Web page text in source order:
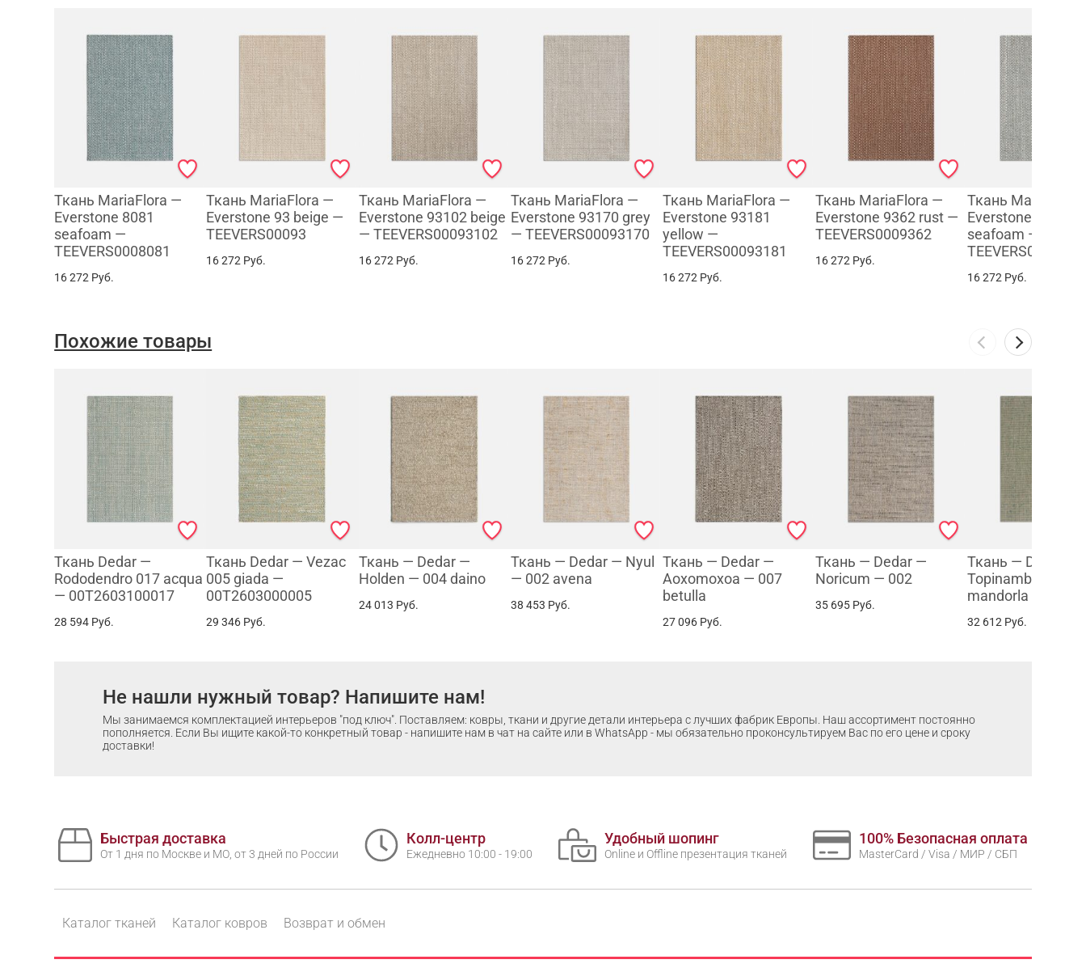
Ткань MariaFlora —
Everstone 8081
seafoam —
TEEVERS0008081
16 272 Руб.
Ткань MariaFlora —
Everstone 93 beige —
TEEVERS00093
16 272 Руб.
Ткань MariaFlora —
Everstone 93102 beige
— TEEVERS00093102
16 272 Руб.
Ткань MariaFlora —
Everstone 93170 grey
— TEEVERS00093170
16 272 Руб.
Ткань MariaFlora —
Everstone 93181
yellow —
TEEVERS00093181
16 272 Руб.
Ткань MariaFlora —
Everstone 9362 rust —
TEEVERS0009362
16 272 Руб.
Ткань MariaFlora
Everstone 9381
seafoam —
TEEVERS0009381
16 272 Руб.
Похожие товары
Ткань Dedar —
Rododendro 017 acqua
— 00T2603100017
28 594 Руб.
Ткань Dedar — Vezac
005 giada —
00T2603000005
29 346 Руб.
Ткань — Dedar —
Holden — 004 daino
24 013 Руб.
Ткань — Dedar — Nyul
— 002 avena
38 453 Руб.
Ткань — Dedar —
Aoxomoxoa — 007
betulla
27 096 Руб.
Ткань — Dedar —
Noricum — 002
35 695 Руб.
Ткань — Dedar —
Topinambour —
mandorla
32 612 Руб.
Не нашли нужный товар? Напишите нам!
Мы занимаемся комплектацией интерьеров "под ключ". Поставляем: ковры, ткани и другие детали интерьера с лучших фабрик Европы. Наш ассортимент постоянно
пополняется. Если Вы ищите какой-то конкретный товар - напишите нам в чат на сайте или в WhatsApp - мы обязательно проконсультируем Вас по его цене и сроку
доставки!
Быстрая доставка
От 1 дня по Москве и МО, от 3 дней по России
Колл-центр
Ежедневно 10:00 - 19:00
Удобный шопинг
Online и Offline презентация тканей
100% Безопасная оплата
MasterCard / Visa / МИР / СБП
Каталог тканей Каталог ковров Возврат и обмен